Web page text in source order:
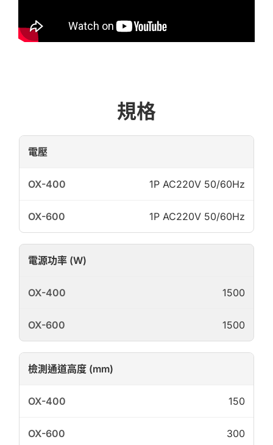
規格
電壓
1P AC220V 50/60Hz
1P AC220V 50/60Hz
電源功率 (W)
1500
1500
檢測通道高度 (mm)
150
300